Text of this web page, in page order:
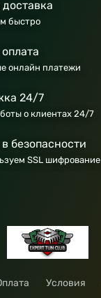
быстро
онлайн платежи
24/7
о клиентах 24/7
безопасности
SSL шифрование
Условия